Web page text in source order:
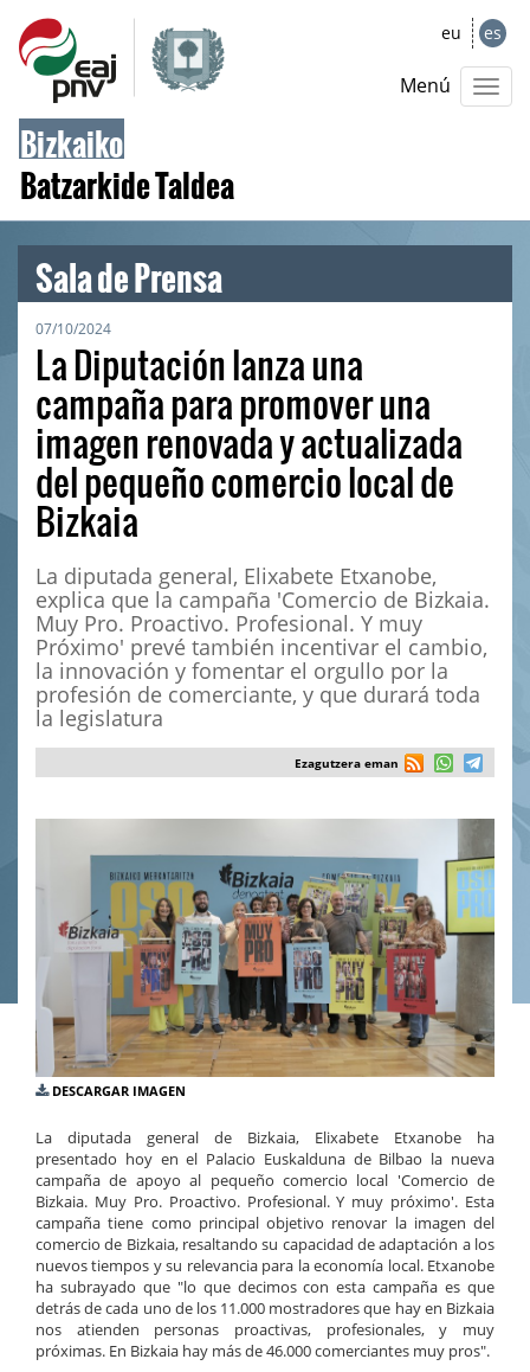
Bizkaiko
Batzarkide Taldea
eu es
Menú
Sala de Prensa
07/10/2024
La Diputación lanza una
campaña para promover una
imagen renovada y actualizada
del pequeño comercio local de
Bizkaia
La diputada general, Elixabete Etxanobe,
explica que la campaña 'Comercio de Bizkaia.
Muy Pro. Proactivo. Profesional. Y muy
Próximo' prevé también incentivar el cambio,
la innovación y fomentar el orgullo por la
profesión de comerciante, y que durará toda
la legislatura
Ezagutzera eman
DESCARGAR IMAGEN
La diputada general de Bizkaia, Elixabete Etxanobe ha
presentado hoy en el Palacio Euskalduna de Bilbao la nueva
campaña de apoyo al pequeño comercio local 'Comercio de
Bizkaia. Muy Pro. Proactivo. Profesional. Y muy próximo'. Esta
campaña tiene como principal objetivo renovar la imagen del
comercio de Bizkaia, resaltando su capacidad de adaptación a los
nuevos tiempos y su relevancia para la economía local. Etxanobe
ha subrayado que "lo que decimos con esta campaña es que
detrás de cada uno de los 11.000 mostradores que hay en Bizkaia
nos atienden personas proactivas, profesionales, y muy
próximas. En Bizkaia hay más de 46.000 comerciantes muy pros".